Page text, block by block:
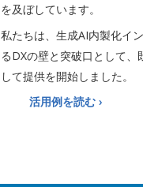
を及ぼしています。
私たちは、生成AI内製化イ
るDXの壁と突破口として、
して提供を開始しました。
活用例を読む ›